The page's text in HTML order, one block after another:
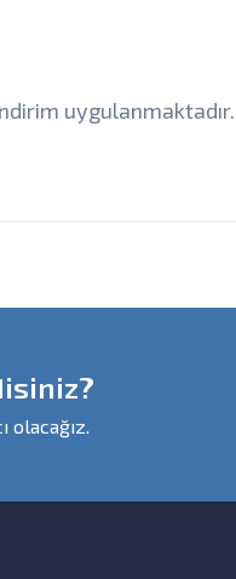
uygulanmaktadır.